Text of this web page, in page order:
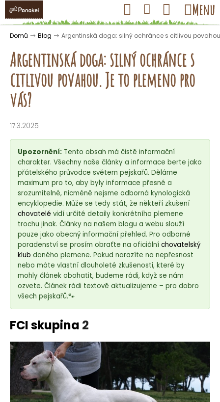
Přejít
obsah
Hledat Přihlášení
Nákupní
košík
Menu
Domů Blog Argentinská doga: silný ochránce s citlivou
Argentinská doga: silný ochránce s
citlivou povahou. Je to plemeno pro
vás?
17.3.2025
Upozornění: Tento obsah má čistě informační
charakter. Všechny naše články a informace berte jako
přátelského průvodce světem pejskařů. Děláme
maximum pro to, aby byly informace přesné a
srozumitelné, nicméně nejsme odborná kynologická
encyklopedie. Může se tedy stát, že někteří zkušení
chovatelé vidí určité detaily konkrétního plemene
trochu jinak. Články na našem blogu a webu slouží
pouze jako obecný informační přehled. Pro odborné
poradenství se prosím obraťte na oficiální chovatelský
klub daného plemene. Pokud narazíte na nepřesnost
nebo máte vlastní dlouholeté zkušenosti, které by
mohly článek obohatit, budeme rádi, když se nám
ozvete. Článek rádi textově aktualizujeme – pro dobro
všech pejskařů.🐾
FCI skupina 2
K
o Zpět
Zpět
C
o
p
o
t
a
t
?
HLEDAT